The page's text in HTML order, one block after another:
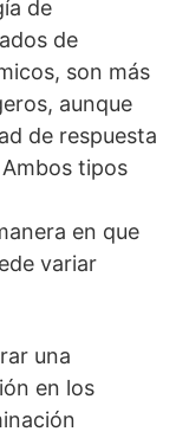
de
de
son más
aunque
de respuesta
tipos
en que
variar
una
en los